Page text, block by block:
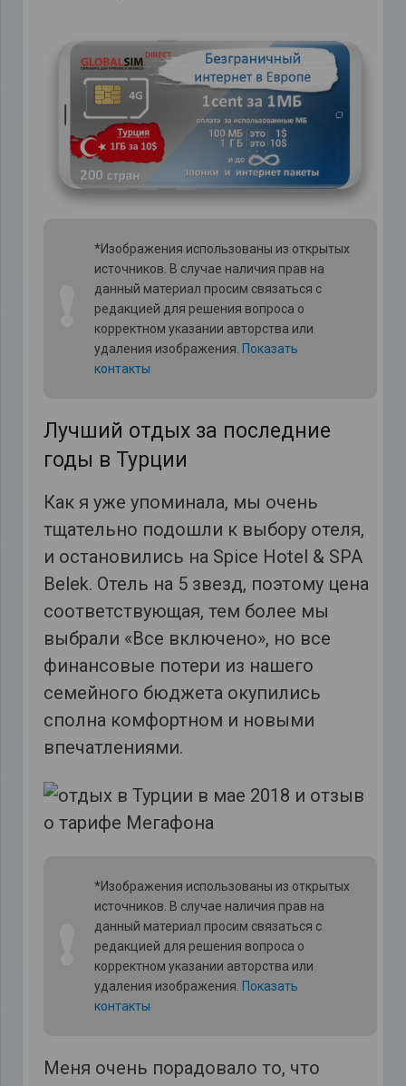
*Изображения использованы из открытых
источников. В случае наличия прав на
данный материал просим связаться с
редакцией для решения вопроса о
корректном указании авторства или
удаления изображения. Показать
контакты
Лучший отдых за последние
годы в Турции
Как я уже упоминала, мы очень
тщательно подошли к выбору отеля,
и остановились на Spice Hotel & SPA
Belek. Отель на 5 звезд, поэтому цена
соответствующая, тем более мы
выбрали «Все включено», но все
финансовые потери из нашего
семейного бюджета окупились
сполна комфортном и новыми
впечатлениями.
*Изображения использованы из открытых
источников. В случае наличия прав на
данный материал просим связаться с
редакцией для решения вопроса о
корректном указании авторства или
удаления изображения. Показать
контакты
Меня очень порадовало то, что